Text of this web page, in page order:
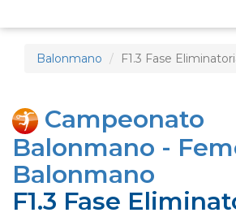
Balonmano F1.3 Fase
Campeonato
Balonmano -
Balonmano
F1.3 Fase